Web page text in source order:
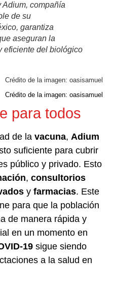
compañía
de su
garantiza
aseguran la
eficiente del biológico
Crédito de la imagen: oasisamuel
Crédito de la imagen: oasisamuel
para todos
de la vacuna, Adium
suficiente para cubrir
público y privado. Esto
, consultorios
y farmacias. Este
para que la población
de manera rápida y
en un momento en
19 sigue siendo
a la salud en